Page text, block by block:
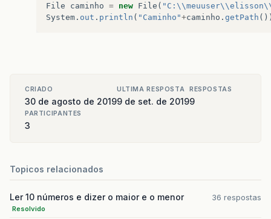
File caminho = new File (
System . out . println ( "Caminho"+caminho . getPath
CRIADO
30 de agosto de 2019
ULTIMA RESPOSTA
9 de set. de 2019
RESPOSTAS
9
PARTICIPANTES
3
Topicos relacionados
Ler 10 números e dizer o maior e o menor
Resolvido
36 respostas